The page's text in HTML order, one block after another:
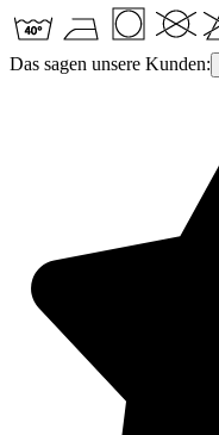
Das sagen unsere Kunden: